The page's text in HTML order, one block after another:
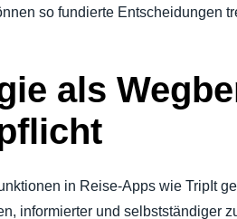
so fundierte Entscheidungen
als
in Reise-Apps wie TripIt
informierter und selbstständiger